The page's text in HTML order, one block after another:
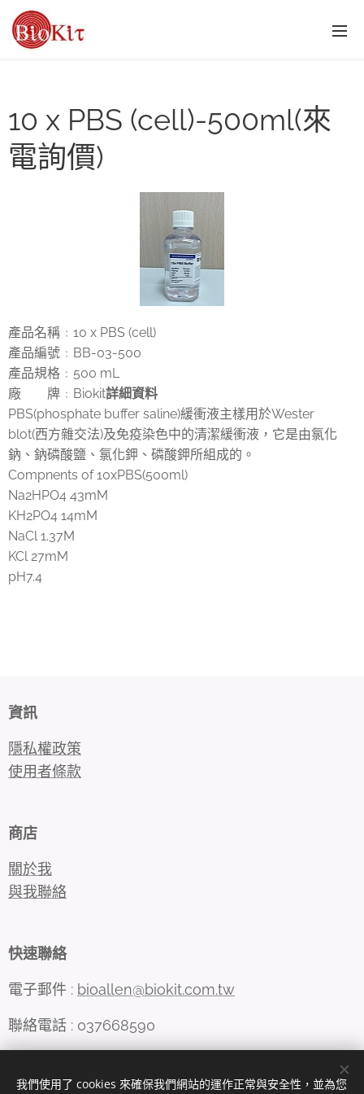
10 x PBS (cell)-500ml(來
電詢價)
產品名稱 ： 10 x PBS (cell)
產品編號
： BB-03-500
產品規格
： 500 mL
廠 牌
： Biokit詳細資料
PBS(phosphate buffer saline)緩衝液主樣用於Wester
blot(西方雜交法)及免疫染色中的清潔緩衝液，它是由氯化
鈉、鈉磷酸鹽、氯化鉀、磷酸鉀所組成的。
Compnents of 10xPBS(500ml)
Na2HPO4 43mM
KH2PO4 14mM
NaCl 1.37M
KCl 27mM
pH7.4
資訊
隱私權政策
使用者條款
商店
關於我
與我聯絡
快速聯絡
電子郵件 : bioallen@biokit.com.tw
聯絡電話 : 037668590
我們使用了 cookies 來確保我們網站的運作正常與安全性，並為您